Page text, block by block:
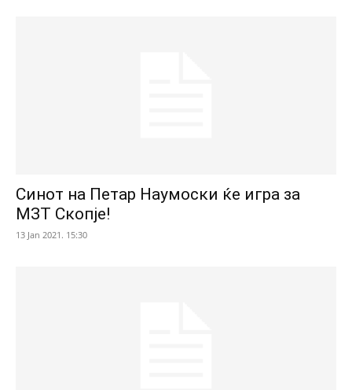
Синот на Петар Наумоски ќе игра за
МЗТ Скопје!
13 Jan 2021. 15:30